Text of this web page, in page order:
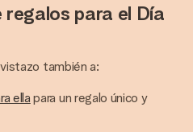
para el Día
vistazo también a:
ella para un regalo único y